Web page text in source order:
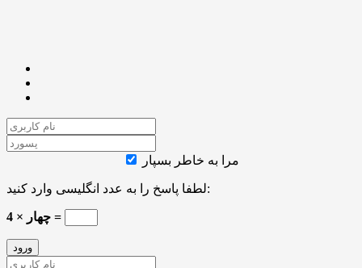
مرا به خاطر بسپار
لطفا پاسخ را به عدد انگلیسی وارد کنید:
چهار × 4 =